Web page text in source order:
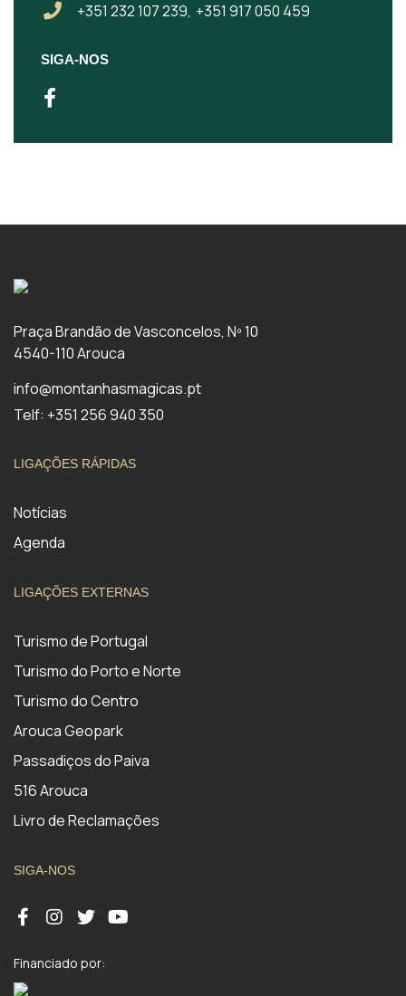
+351 232 107 239, +351 917 050 459
SIGA-NOS
Praça Brandão de Vasconcelos, Nº 10
4540-110 Arouca
info@montanhasmagicas.pt
Telf: +351 256 940 350
LIGAÇÕES RÁPIDAS
Notícias
Agenda
LIGAÇÕES EXTERNAS
Turismo de Portugal
Turismo do Porto e Norte
Turismo do Centro
Arouca Geopark
Passadiços do Paiva
516 Arouca
Livro de Reclamações
SIGA-NOS
Financiado por: